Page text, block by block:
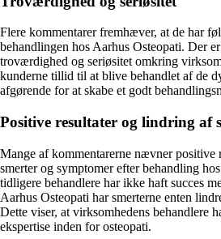
Flere kommentarer fremhæver, at de har
behandlingen hos Aarhus Osteopati. Der
troværdighed og seriøsitet omkring
kunderne tillid til at blive behandlet af de
afgørende for at skabe et godt
Positive resultater og lindring af
Mange af kommentarerne nævner positive
smerter og symptomer efter behandling
tidligere behandlere har ikke haft succes
Aarhus Osteopati har smerterne enten
Dette viser, at virksomhedens behandlere
ekspertise inden for osteopati.